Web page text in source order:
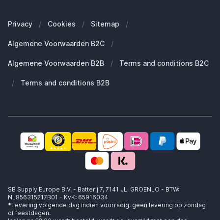
Zakelijke klanten (B2B)
Groot en uniek assortiment
400.000+ klanten geleverd
Welke MagSafe heb ik nodig?
Werken bij SB Supply
Working at SB Supply
Privacy / Cookies / Sitemap /
Algemene Voorwaarden B2C /
Algemene Voorwaarden B2B / Terms and conditions B2C
/ Terms and conditions B2B
SB Supply Europe B.V. - Batterij 7, 7141 JL, GROENLO - BTW:
NL856315217B01 - KvK: 65916034
*Levering volgende dag indien voorradig, geen levering op zondag
of feestdagen.